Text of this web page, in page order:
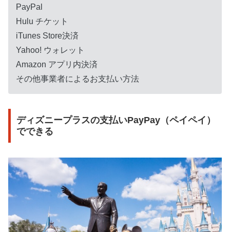
PayPal
Hulu チケット
iTunes Store決済
Yahoo! ウォレット
Amazon アプリ内決済
その他事業者によるお支払い方法
ディズニープラスの支払いPayPay（ペイペイ）
でできる